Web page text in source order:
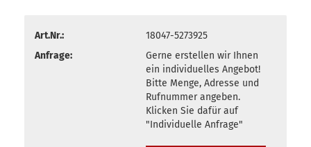
Art.Nr.:
18047-5273925
Anfrage:
Gerne erstellen wir Ihnen
ein individuelles Angebot!
Bitte Menge, Adresse und
Rufnummer angeben.
Klicken Sie dafür auf
"Individuelle Anfrage"